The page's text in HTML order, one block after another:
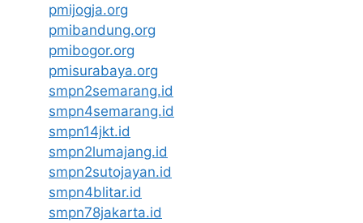
pmijogja.org
pmibandung.org
pmibogor.org
pmisurabaya.org
smpn2semarang.id
smpn4semarang.id
smpn14jkt.id
smpn2lumajang.id
smpn2sutojayan.id
smpn4blitar.id
smpn78jakarta.id